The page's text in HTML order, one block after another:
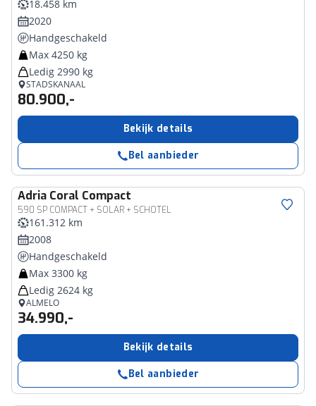
18.458 km
2020
Handgeschakeld
Max 4250 kg
Ledig 2990 kg
STADSKANAAL
80.900,-
Bekijk details
Bel aanbieder
Adria Coral Compact
590 SP COMPACT + SOLAR + SCHOTEL
161.312 km
2008
Handgeschakeld
Max 3300 kg
Ledig 2624 kg
ALMELO
34.990,-
Bekijk details
Bel aanbieder